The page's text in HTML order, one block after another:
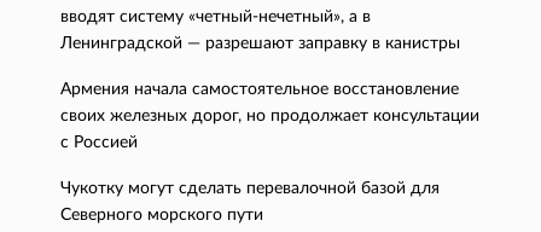
вводят систему «четный-нечетный», а в
Ленинградской — разрешают заправку в канистры
Армения начала самостоятельное восстановление
своих железных дорог, но продолжает консультации
с Россией
Чукотку могут сделать перевалочной базой для
Северного морского пути